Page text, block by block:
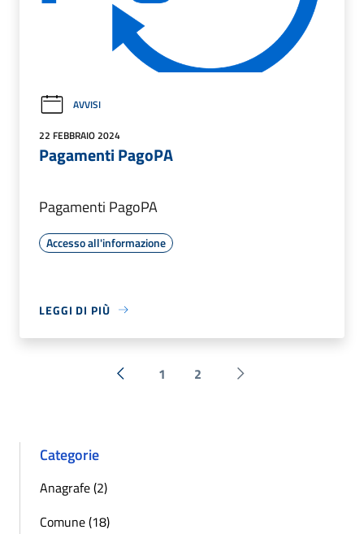
AVVISI
22 FEBBRAIO 2024
Pagamenti PagoPA
Pagamenti PagoPA
Accesso all'informazione
LEGGI DI PIÙ
« Precedente
1 2 Successiva »
Categorie
Anagrafe (2)
Comune (18)